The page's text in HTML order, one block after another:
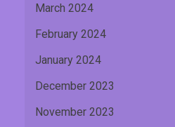
March 2024
February 2024
January 2024
December 2023
November 2023